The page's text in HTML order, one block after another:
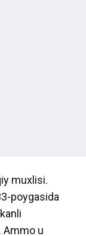
muxlisi.
poygasida
Ammo u